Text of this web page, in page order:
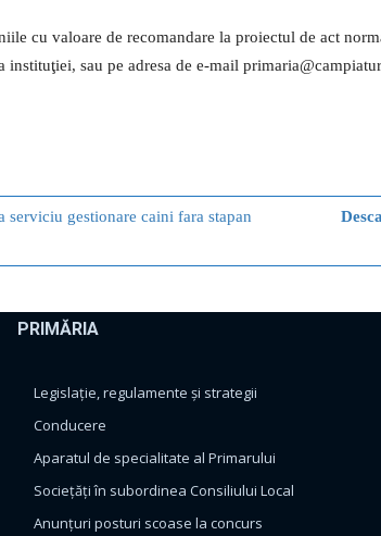
cu valoare de recomandare la proiectul de act
instituţiei, sau pe adresa de e-mail
serviciu gestionare caini fara stapan
PRIMĂRIA
Legislație, regulamente și strategii
Conducere
Aparatul de specialitate al Primarului
Sociețăți în subordinea Consiliului Local
Anunțuri posturi scoase la concurs